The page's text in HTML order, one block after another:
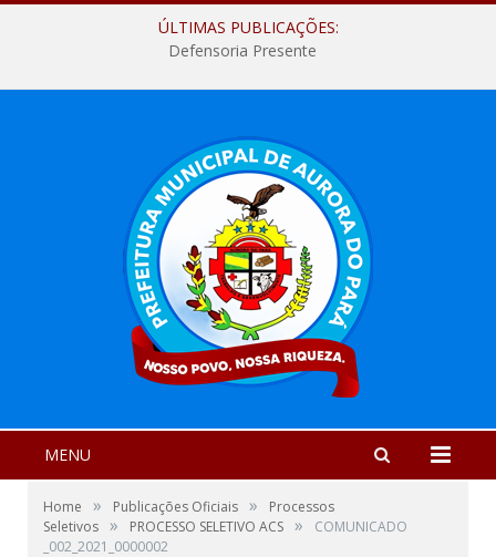
ÚLTIMAS PUBLICAÇÕES:
Defensoria Presente
MENU
Home » Publicações Oficiais »
Processos
Seletivos » PROCESSO SELETIVO ACS »
COMUNICADO
_002_2021_0000002